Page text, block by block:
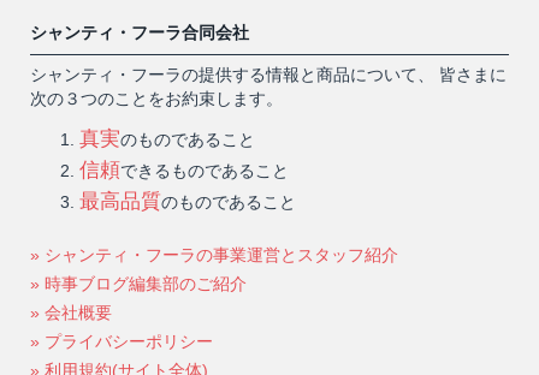
シャンティ・フーラ合同会社
シャンティ・フーラの提供する情報と商品について、 皆さまに
次の３つのことをお約束します。
真実のものであること
信頼できるものであること
最高品質のものであること
» シャンティ・フーラの事業運営とスタッフ紹介
» 時事ブログ編集部のご紹介
» 会社概要
» プライバシーポリシー
» 利用規約(サイト全体)